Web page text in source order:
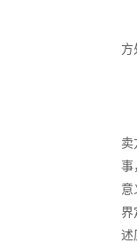
方
卖
事
意
界
述